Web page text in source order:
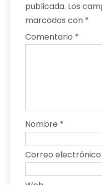
publicada. Los
marcados con *
Comentario *
Nombre *
Correo electrónico